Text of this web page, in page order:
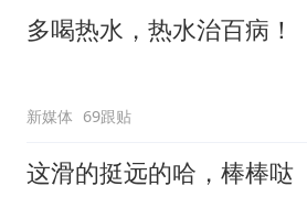
多喝热水，热水治百病！
新媒体 69跟贴
这滑的挺远的哈，棒棒哒